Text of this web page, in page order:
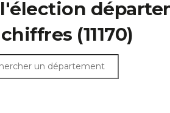
(11170)